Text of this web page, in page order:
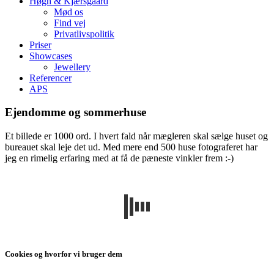
Mød os
Find vej
Privatlivspolitik
Priser
Showcases
Jewellery
Referencer
APS
Ejendomme og sommerhuse
Et billede er 1000 ord. I hvert fald når mægleren skal sælge huset og
bureauet skal leje det ud. Med mere end 500 huse fotograferet har
jeg en rimelig erfaring med at få de pæneste vinkler frem :-)
Cookies og hvorfor vi bruger dem